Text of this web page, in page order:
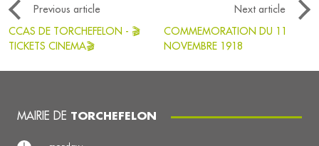
Previous article
Next article
CCAS DE TORCHEFELON - 🎬
TICKETS CINEMA🎬
COMMEMORATION DU 11
NOVEMBRE 1918
MAIRIE DE TORCHEFELON